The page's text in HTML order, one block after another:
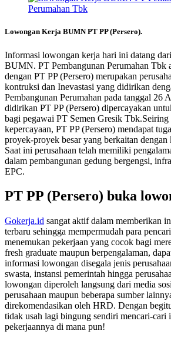
Lowongan Kerja BUMN PT PP (Persero).
Informasi lowongan kerja hari ini datang dari
BUMN. PT Pembangunan Perumahan Tbk
dengan PT PP (Persero) merupakan
kontruksi dan Inevastasi yang didirikan
Pembangunan Perumahan pada tanggal 26
didirikan PT PP (Persero) dipercayakan
bagi pegawai PT Semen Gresik Tbk.Seiring
kepercayaan, PT PP (Persero) mendapat
proyek-proyek besar yang berkaitan dengan
Saat ini perusahaan telah memiliki
dalam pembangunan gedung bergengsi,
EPC.
PT PP (Persero) buka
Gokerja.id sangat aktif dalam memberikan
terbaru sehingga mempermudah para
menemukan pekerjaan yang cocok bagi
fresh graduate maupun berpengalaman,
informasi lowongan disegala jenis
swasta, instansi pemerintah hingga
lowongan diperoleh langsung dari media
perusahaan maupun beberapa sumber
direkomendasikan oleh HRD. Dengan
tidak usah lagi bingung sendiri mencari-cari
pekerjaannya di mana pun!